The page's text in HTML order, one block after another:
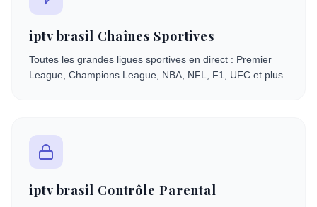
iptv brasil Chaînes Sportives
Toutes les grandes ligues sportives en direct : Premier
League, Champions League, NBA, NFL, F1, UFC et plus.
iptv brasil Contrôle Parental